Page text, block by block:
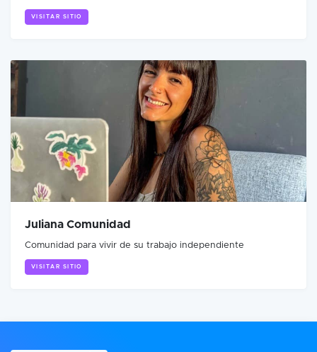
VISITAR SITIO
Juliana Comunidad
Comunidad para vivir de su trabajo independiente
VISITAR SITIO